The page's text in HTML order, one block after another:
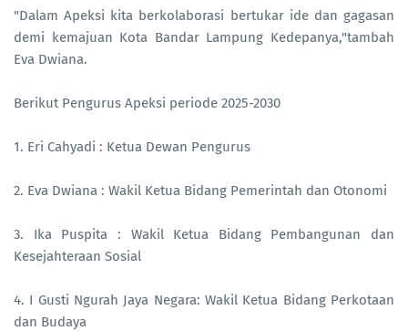
"Dalam Apeksi kita berkolaborasi bertukar ide dan gagasan
demi kemajuan Kota Bandar Lampung Kedepanya,"tambah
Eva Dwiana.
Berikut Pengurus Apeksi periode 2025-2030
1. Eri Cahyadi : Ketua Dewan Pengurus
2. Eva Dwiana : Wakil Ketua Bidang Pemerintah dan Otonomi
3. Ika Puspita : Wakil Ketua Bidang Pembangunan dan
Kesejahteraan Sosial
4. I Gusti Ngurah Jaya Negara: Wakil Ketua Bidang Perkotaan
dan Budaya